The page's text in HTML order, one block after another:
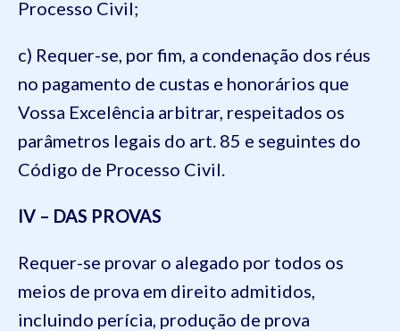
Processo Civil;
c) Requer-se, por fim, a condenação dos réus
no pagamento de custas e honorários que
Vossa Excelência arbitrar, respeitados os
parâmetros legais do art. 85 e seguintes do
Código de Processo Civil.
IV – DAS PROVAS
Requer-se provar o alegado por todos os
meios de prova em direito admitidos,
incluindo perícia, produção de prova